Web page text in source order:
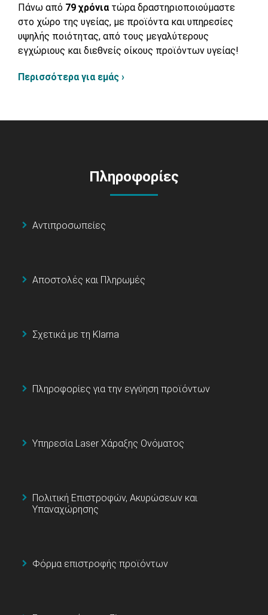
Πάνω από 79 χρόνια τώρα δραστηριοποιούμαστε
στο χώρο της υγείας, με προϊόντα και υπηρεσίες
υψηλής ποιότητας, από τους μεγαλύτερους
εγχώριους και διεθνείς οίκους προϊόντων υγείας!
Περισσότερα για εμάς ›
Πληροφορίες
Αντιπροσωπείες
Αποστολές και Πληρωμές
Σχετικά με τη Klarna
Πληροφορίες για την εγγύηση προϊόντων
Υπηρεσία Laser Χάραξης Ονόματος
Πολιτική Επιστροφών, Ακυρώσεων και
Υπαναχώρησης
Φόρμα επιστροφής προϊόντων